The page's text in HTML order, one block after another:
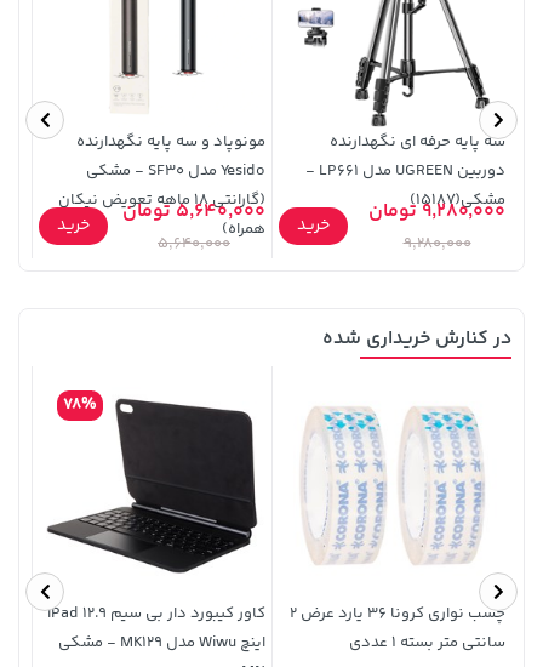
43,980,000 تومان
165,900
سه پایه حرفه ای نگهدارنده
دوربین UGREEN مدل LP661 -
مشکی(15187)
9,280,000 تومان
9,280,000
خرید
مونوپاد و سه پایه نگهدارنده
Yesido مدل SF30 - مشکی
(گارانتی 18 ماهه تعویض نیکان
همراه)
5,640,000 تومان
5,640,000
خرید
در کنارش خریداری شده
چسب نواری کرونا ۳۶ یارد عرض 2
سانتی متر بسته 1 عددی
کاور کیبورد دار بی سیم iPad 12.9
اینچ Wiwu مدل MK129 - مشکی
78%